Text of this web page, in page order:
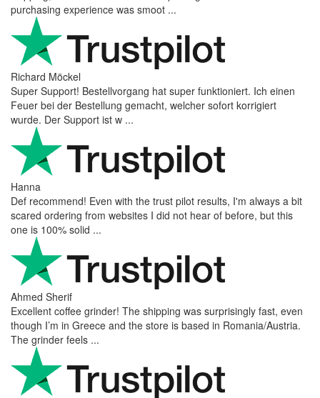
purchasing experience was smoot ...
Richard Möckel
Super Support! Bestellvorgang hat super funktioniert. Ich einen
Feuer bei der Bestellung gemacht, welcher sofort korrigiert
wurde. Der Support ist w ...
Hanna
Def recommend! Even with the trust pilot results, I'm always a bit
scared ordering from websites I did not hear of before, but this
one is 100% solid ...
Ahmed Sherif
Excellent coffee grinder! The shipping was surprisingly fast, even
though I’m in Greece and the store is based in Romania/Austria.
The grinder feels ...